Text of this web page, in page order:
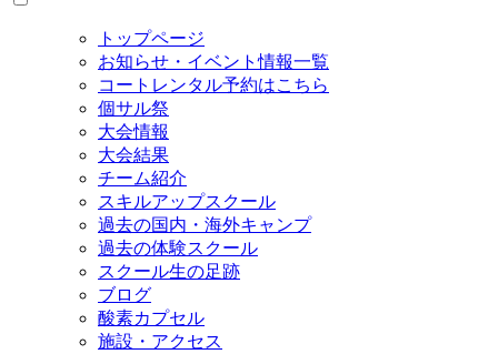
トップページ
お知らせ・イベント情報一覧
コートレンタル予約はこちら
個サル祭
大会情報
大会結果
チーム紹介
スキルアップスクール
過去の国内・海外キャンプ
過去の体験スクール
スクール生の足跡
ブログ
酸素カプセル
施設・アクセス